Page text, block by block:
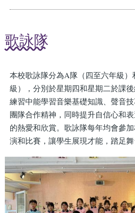
連
結
歌詠隊
本校歌詠隊分為A隊（四至六年級
級），分別於星期四和星期二於課
練習中能學習音樂基礎知識、聲音
團隊合作精神，同時提升自信心和
的熱愛和欣賞。歌詠隊每年均會參
演和比賽，讓學生展現才能，踏足舞